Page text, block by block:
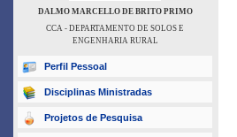
DALMO MARCELLO DE BRITO PRIMO
CCA - DEPARTAMENTO DE SOLOS E
ENGENHARIA RURAL
Perfil Pessoal
Disciplinas Ministradas
Projetos de Pesquisa